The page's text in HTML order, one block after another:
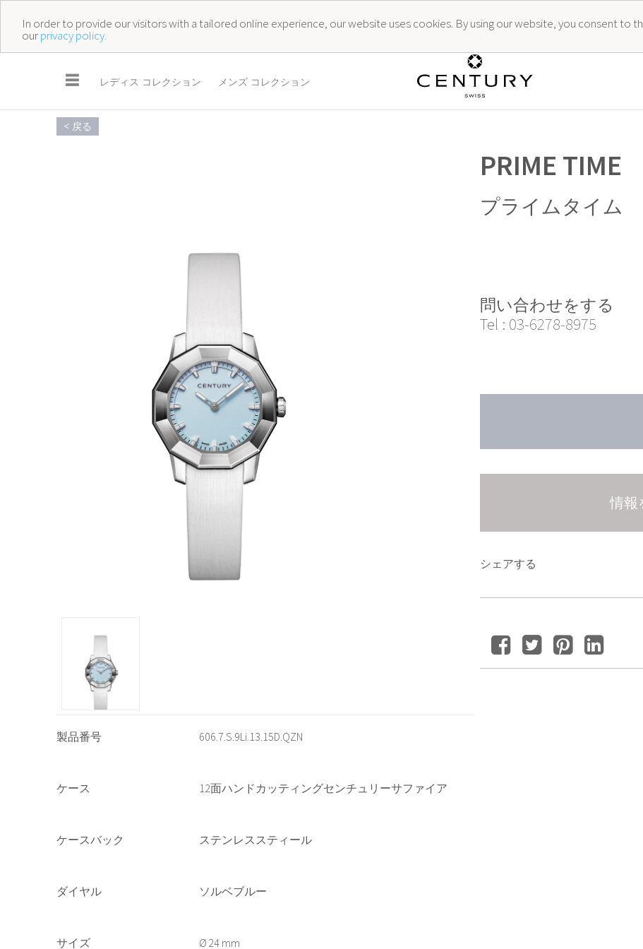
In order to provide our visitors with a tailored online experience, our website uses cookies. By using our website, you consent to
ourprivacy policy.
☰ レディス コレクション メンズ コレクション
< 戻る
製品番号 606.7.S.9Li.13.15D.QZN
ケース 12面ハンドカッティングセンチュリーサファイア
ケースバック ステンレススティール
ダイヤル ソルベブルー
サイズ 24 mm
PRIME TIME
プライムタイム
問い合わせをする
Tel : 03-6278-8975
情報
シェアする